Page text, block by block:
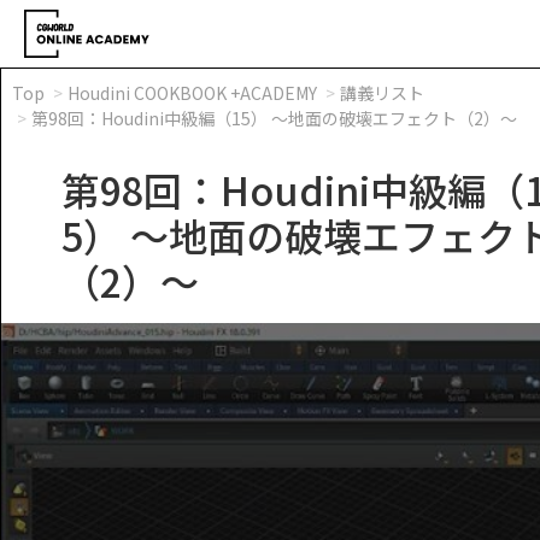
Top Houdini COOKBOOK +ACADEMY
講義リスト
第98回：Houdini中級編（15） ～地面の破壊エフェクト（2）～
第98回：Houdini中級編（
5） ～地面の破壊エフェク
（2）～